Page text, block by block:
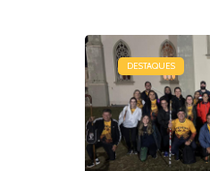
DESTAQUES